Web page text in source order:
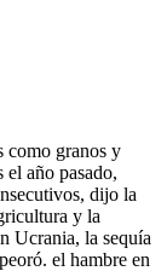
como granos y
el año pasado,
dijo la
y la
Ucrania, la sequía
el hambre en